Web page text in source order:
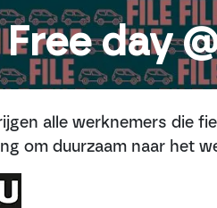
day
alle werknemers die
om duurzaam naar het